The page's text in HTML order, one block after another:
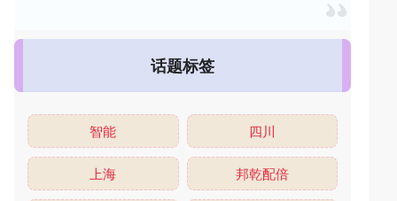
话题标签
智能 四川
上海 邦乾配倍